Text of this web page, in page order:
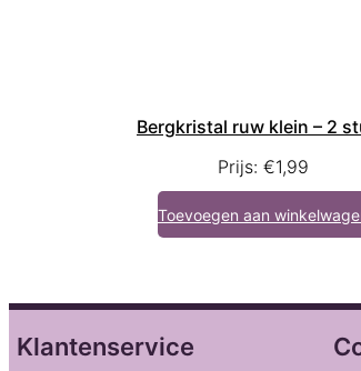
Bergkristal ruw klein – 2
Prijs: €1,99
Toevoegen aan
Klantenservice